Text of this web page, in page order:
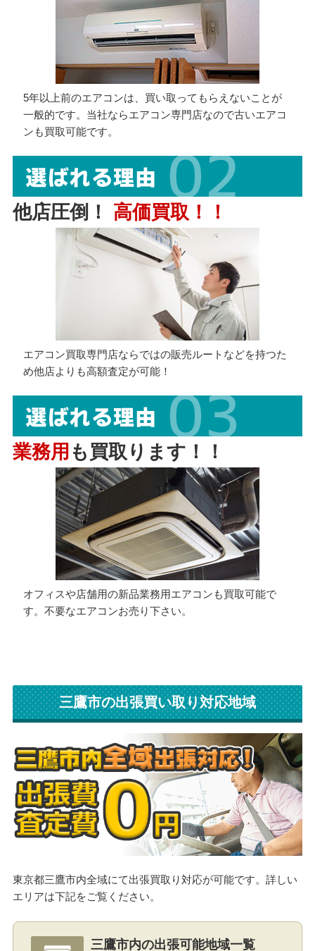
5年以上前のエアコンは、買い取ってもらえないことが
一般的です。当社ならエアコン専門店なので古いエアコ
ンも買取可能です。
他店圧倒！ 高価買取！！
エアコン買取専門店ならではの販売ルートなどを持つた
め他店よりも高額査定が可能！
業務用 も買取ります！！
オフィスや店舗用の新品業務用エアコンも買取可能で
す。不要なエアコンお売り下さい。
三鷹市の出張買い取り対応地域
東京都三鷹市内全域にて出張買取り対応が可能です。詳しい
エリアは下記をご覧ください。
三鷹市内の出張可能地域一覧